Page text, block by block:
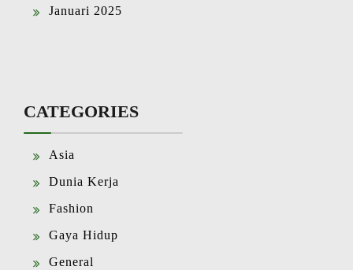
Januari 2025
CATEGORIES
Asia
Dunia Kerja
Fashion
Gaya Hidup
General